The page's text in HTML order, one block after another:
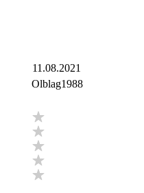
11.08.2021
Olblag1988